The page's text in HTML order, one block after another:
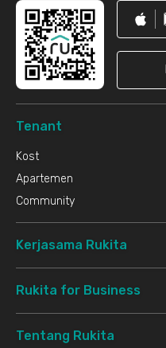
Tenant
Kost
Apartemen
Community
Kerjasama Rukita
Rukita for Business
Tentang Rukita